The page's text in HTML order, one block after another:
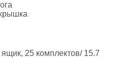
25 комплектов/ 15.7